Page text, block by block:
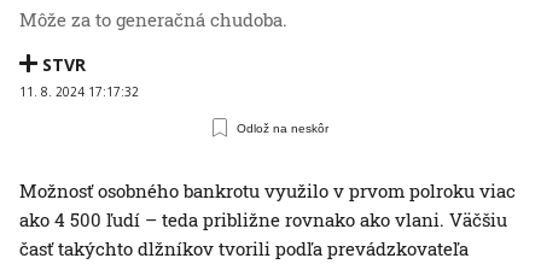
Môže za to generačná chudoba.
STVR
11. 8. 2024 17:17:32
Odlož na neskôr
Možnosť osobného bankrotu využilo v prvom polroku viac
ako 4 500 ľudí – teda približne rovnako ako vlani. Väčšiu
časť takýchto dlžníkov tvorili podľa prevádzkovateľa